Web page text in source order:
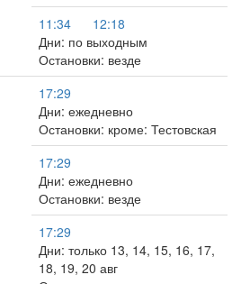
11:34
12:18
Дни: по выходным
Остановки: везде
17:29
Дни: ежедневно
Остановки: кроме: Тестовская
17:29
Дни: ежедневно
Остановки: везде
17:29
Дни: только 13, 14, 15, 16, 17,
18, 19, 20 авг